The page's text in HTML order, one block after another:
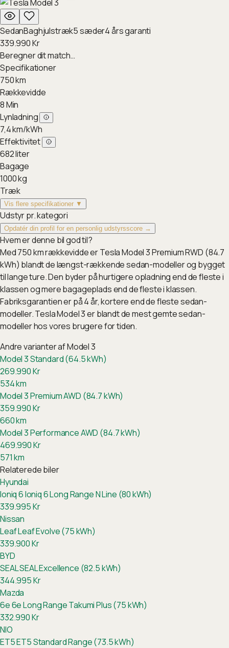
SedanBaghjulstræk5sæder4års garanti
339.990Kr
Beregner dit match…
Specifikationer
750km
Rækkevidde
8Min
Lynladning
7,4km/kWh
Effektivitet
682liter
Bagage
1000kg
Træk
Vis flere specifikationer ▼
Udstyr pr. kategori
Opdatér din profil for en personlig udstyrsscore →
Hvem er denne bil god til?
Med 750 km rækkevidde er Tesla Model 3 Premium RWD (84.7
kWh) blandt de længst-rækkende sedan-modeller og bygget
til lange ture. Den byder på hurtigere opladning end de fleste i
klassen og mere bagageplads end de fleste i klassen.
Fabriksgarantien er på 4 år, kortere end de fleste sedan-
modeller. Tesla Model 3 er blandt de mest gemte sedan-
modeller hos vores brugere for tiden.
Andre varianter afModel 3
Model 3 Standard (64.5 kWh)
269.990Kr
534km
Model 3 Premium AWD (84.7 kWh)
359.990Kr
660km
Model 3 Performance AWD (84.7 kWh)
469.990Kr
571km
Relaterede biler
Hyundai
Ioniq 6Ioniq 6 Long Range N Line (80 kWh)
339.995Kr
Nissan
LeafLeaf Evolve (75 kWh)
339.900Kr
BYD
SEALSEAL Excellence (82.5 kWh)
344.995Kr
Mazda
6e6e Long Range Takumi Plus (75 kWh)
332.990Kr
NIO
ET5ET5 Standard Range (73.5 kWh)